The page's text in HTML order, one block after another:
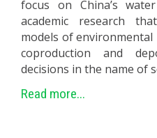
focus on China’s
academic research
models of
coproduction and
decisions in the name of
Read more...